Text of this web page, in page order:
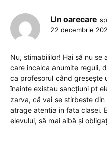
Un oarecare
22 decembrie
Nu, stimabililor! Hai să nu
care incalca anumite reguli,
ca profesorul când greșește
înainte existau sancțiuni pt
zarva, că vai se stirbeste
atrage atentia in fata clasei.
elevului, să mai aibă și